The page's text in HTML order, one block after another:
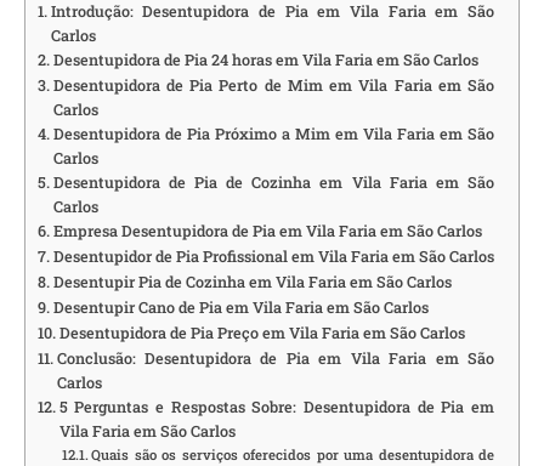
Introdução: Desentupidora de Pia em Vila Faria em São
Carlos
Desentupidora de Pia 24 horas em Vila Faria em São Carlos
Desentupidora de Pia Perto de Mim em Vila Faria em São
Carlos
Desentupidora de Pia Próximo a Mim em Vila Faria em São
Carlos
Desentupidora de Pia de Cozinha em Vila Faria em São
Carlos
Empresa Desentupidora de Pia em Vila Faria em São Carlos
Desentupidor de Pia Profissional em Vila Faria em São Carlos
Desentupir Pia de Cozinha em Vila Faria em São Carlos
Desentupir Cano de Pia em Vila Faria em São Carlos
Desentupidora de Pia Preço em Vila Faria em São Carlos
Conclusão: Desentupidora de Pia em Vila Faria em São
Carlos
5 Perguntas e Respostas Sobre: Desentupidora de Pia em
Vila Faria em São Carlos
Quais são os serviços oferecidos por uma desentupidora de